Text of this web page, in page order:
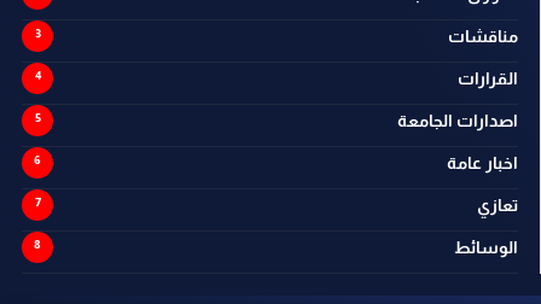
مناقشات
القرارات
اصدارات الجامعة
اخبار عامة
تعازي
الوسائط